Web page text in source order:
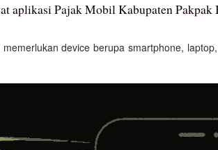
aplikasi Pajak Mobil Kabupaten Pakpak
device berupa smartphone,